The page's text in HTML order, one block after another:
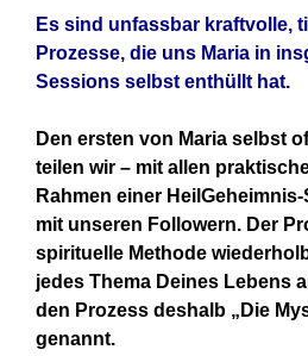
Es sind unfassbar kraftvolle,
Prozesse, die uns Maria in
Sessions selbst enthüllt hat.
Den ersten von Maria selbst
teilen wir – mit allen
Rahmen einer
mit unseren Followern. Der
spirituelle Methode
jedes Thema Deines Lebens
den Prozess deshalb „Die
genannt.